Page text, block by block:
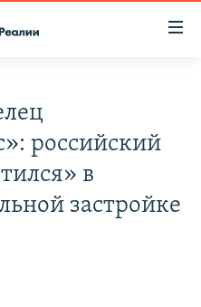
СОПРОТИВЛЕНИЯ
российский
в
застройке